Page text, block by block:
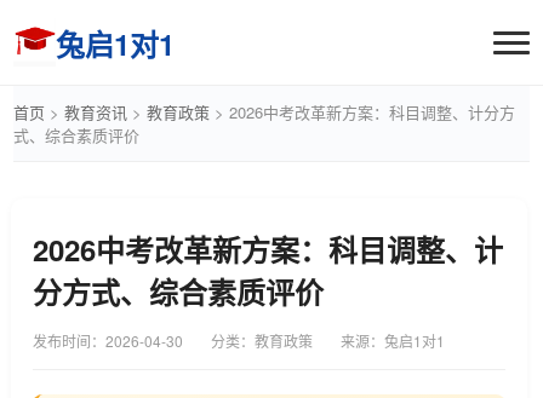
兔启1对1
首页 > 教育资讯 > 教育政策 > 2026中考改革新方案：科目调整、计分方
式、综合素质评价
2026中考改革新方案：科目调整、计
分方式、综合素质评价
发布时间： 2026-04-30 分类：教育政策 来源：兔启1对1